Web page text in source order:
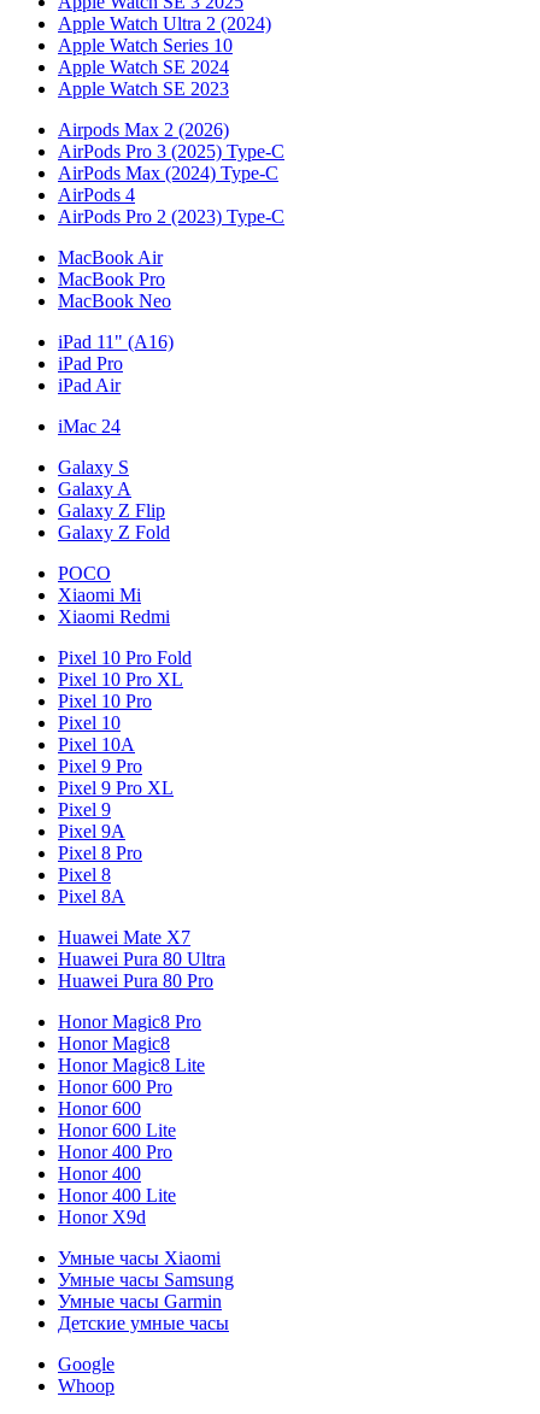
Apple Watch Ultra 2 (2024)
Apple Watch Series 10
Apple Watch SE 2024
Apple Watch SE 2023
Airpods Max 2 (2026)
AirPods Pro 3 (2025) Type-C
AirPods Max (2024) Type-C
AirPods 4
AirPods Pro 2 (2023) Type-C
MacBook Air
MacBook Pro
MacBook Neo
iPad 11" (A16)
iPad Pro
iPad Air
iMac 24
Galaxy S
Galaxy A
Galaxy Z Flip
Galaxy Z Fold
POCO
Xiaomi Mi
Xiaomi Redmi
Pixel 10 Pro Fold
Pixel 10 Pro XL
Pixel 10 Pro
Pixel 10
Pixel 10A
Pixel 9 Pro
Pixel 9 Pro XL
Pixel 9
Pixel 9A
Pixel 8 Pro
Pixel 8
Pixel 8A
Huawei Mate X7
Huawei Pura 80 Ultra
Huawei Pura 80 Pro
Honor Magic8 Pro
Honor Magic8
Honor Magic8 Lite
Honor 600 Pro
Honor 600
Honor 600 Lite
Honor 400 Pro
Honor 400
Honor 400 Lite
Honor X9d
Умные часы Xiaomi
Умные часы Samsung
Умные часы Garmin
Детские умные часы
Google
Whoop